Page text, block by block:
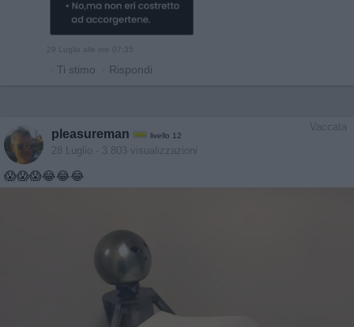
29 Luglio alle ore 07:35
· Ti stimo · Rispondi
Vaccata
pleasureman livello 12
28 Luglio - 3.803 visualizzazioni
😱😱😱😂😂😂